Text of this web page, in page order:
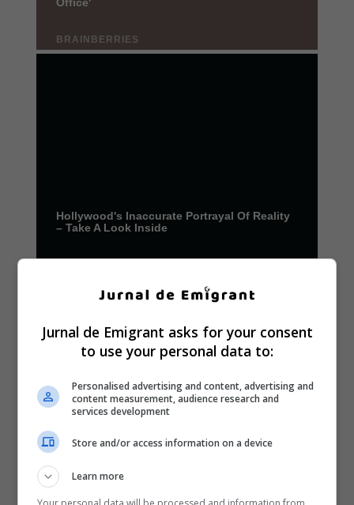
Jurnal de Emigrant asks for your consent
to use your personal data to:
Personalised advertising and content, advertising and
content measurement, audience research and
services development
Store and/or access information on a device
Learn more